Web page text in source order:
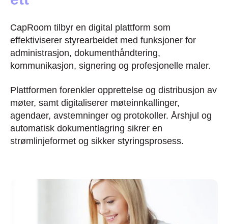
CapRoom tilbyr en digital plattform som
effektiviserer styrearbeidet med funksjoner for
administrasjon, dokumenthåndtering,
kommunikasjon, signering og profesjonelle maler.
Plattformen forenkler opprettelse og distribusjon av
møter, samt digitaliserer møteinnkallinger,
agendaer, avstemninger og protokoller. Årshjul og
automatisk dokumentlagring sikrer en
strømlinjeformet og sikker styringsprosess.